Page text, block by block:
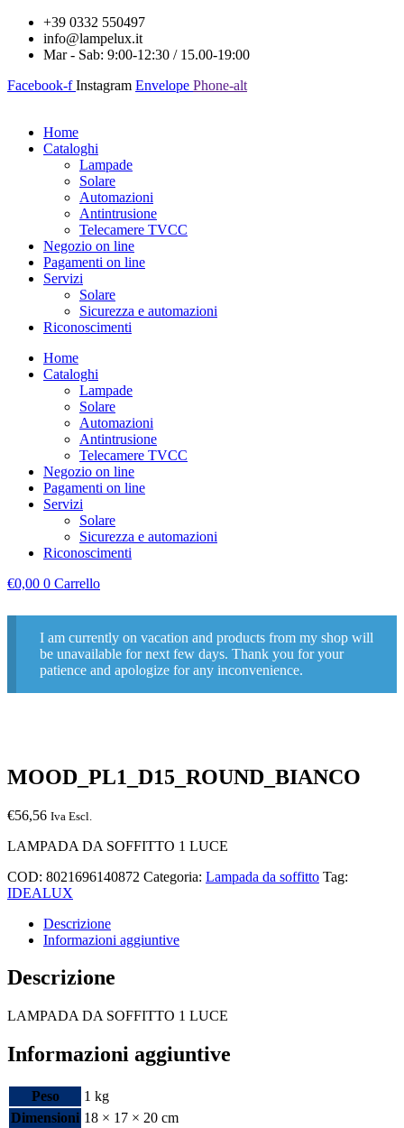
+39 0332 550497
info@lampelux.it
Mar - Sab: 9:00-12:30 / 15.00-19:00
Facebook-f Instagram Envelope Phone-alt
Home
Cataloghi
Lampade
Solare
Automazioni
Antintrusione
Telecamere TVCC
Negozio on line
Pagamenti on line
Servizi
Solare
Sicurezza e automazioni
Riconoscimenti
Home
Cataloghi
Lampade
Solare
Automazioni
Antintrusione
Telecamere TVCC
Negozio on line
Pagamenti on line
Servizi
Solare
Sicurezza e automazioni
Riconoscimenti
€0,00 0 Carrello
I am currently on vacation and products from my shop will
be unavailable for next few days. Thank you for your
patience and apologize for any inconvenience.
MOOD_PL1_D15_ROUND_BIANCO
€56,56 Iva Escl.
LAMPADA DA SOFFITTO 1 LUCE
COD: 8021696140872 Categoria: Lampada da soffitto Tag:
IDEALUX
Descrizione
Informazioni aggiuntive
Descrizione
LAMPADA DA SOFFITTO 1 LUCE
Informazioni aggiuntive
Peso
1 kg
Dimensioni 18 × 17 × 20 cm